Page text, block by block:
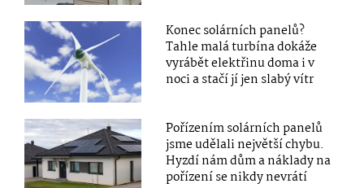
Konec solárních panelů?
Tahle malá turbína dokáže
vyrábět elektřinu doma i v
noci a stačí jí jen slabý vítr
Pořízením solárních panelů
jsme udělali největší chybu.
Hyzdí nám dům a náklady na
pořízení se nikdy nevrátí